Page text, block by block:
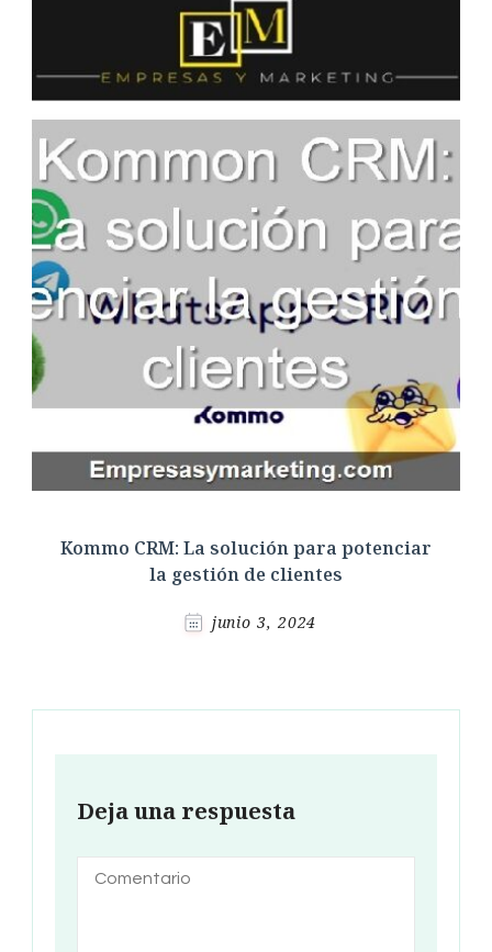
Kommo CRM: La solución para potenciar
la gestión de clientes
junio 3, 2024
Deja una respuesta